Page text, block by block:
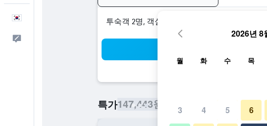
​투숙객 2​명, ​객실 1개
특가147,443원
2026년 8
월 화 수 목
3 4 5 6